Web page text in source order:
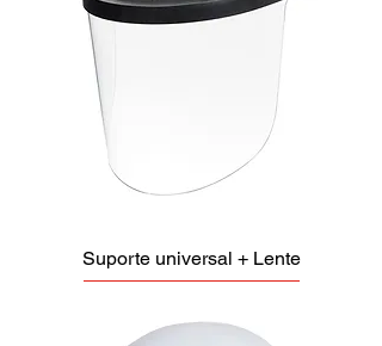
Suporte universal + Lente